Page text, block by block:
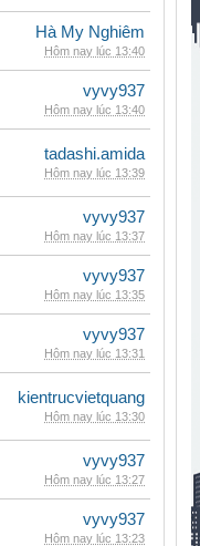
Hà My Nghiêm
Hôm nay lúc 13:40
vyvy937
Hôm nay lúc 13:40
tadashi.amida
Hôm nay lúc 13:39
vyvy937
Hôm nay lúc 13:37
vyvy937
Hôm nay lúc 13:35
vyvy937
Hôm nay lúc 13:31
kientrucvietquang
Hôm nay lúc 13:30
vyvy937
Hôm nay lúc 13:27
vyvy937
Hôm nay lúc 13:23